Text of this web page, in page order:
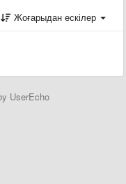
Жоғарыдан ескілер
UserEcho